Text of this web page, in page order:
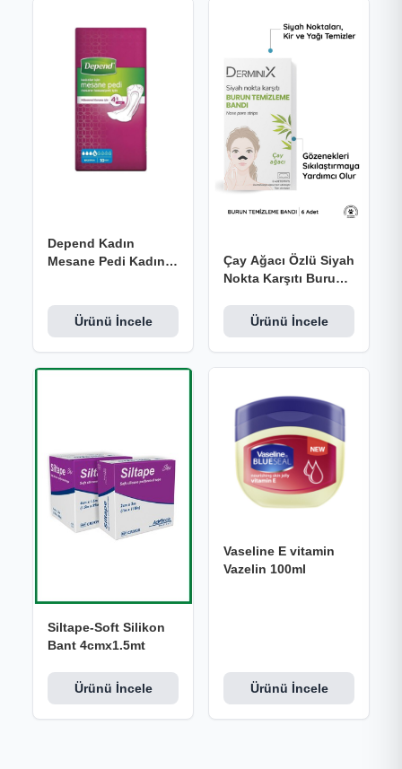
Depend Kadın
Mesane Pedi Kadın
Ürünü İncele
Çay Ağacı Özlü Siyah
Nokta Karşıtı Burun
Ürünü İncele
Siltape-Soft Silikon
Bant 4cmx1.5mt
Ürünü İncele
Vaseline E vitamin
Vazelin 100ml
Ürünü İncele